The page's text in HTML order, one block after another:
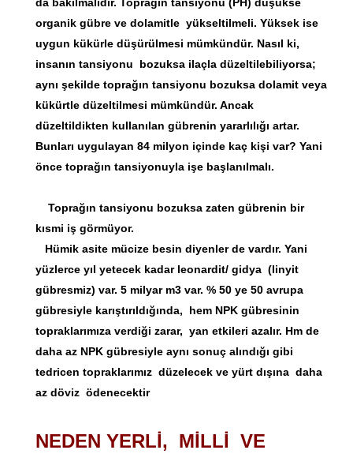
organik gübre ve dolamitle yükseltilmeli. Yüksek ise
uygun kükürle düşürülmesi mümkündür. Nasıl ki,
insanın tansiyonu bozuksa ilaçla düzeltilebiliyorsa;
aynı şekilde toprağın tansiyonu bozuksa dolamit veya
kükürtle düzeltilmesi mümkündür. Ancak
düzeltildikten kullanılan gübrenin yararlılığı artar.
Bunları uygulayan 84 milyon içinde kaç kişi var? Yani
önce toprağın tansiyonuyla işe başlanılmalı.
Toprağın tansiyonu bozuksa zaten gübrenin bir
kısmi iş görmüyor.
Hümik asite mücize besin diyenler de vardır. Yani
yüzlerce yıl yetecek kadar leonardit/ gidya (linyit
gübresmiz) var. 5 milyar m3 var. % 50 ye 50 avrupa
gübresiyle karıştırıldığında, hem NPK gübresinin
topraklarımıza verdiği zarar, yan etkileri azalır. Hm de
daha az NPK gübresiyle aynı sonuç alındığı gibi
tedricen topraklarımız düzelecek ve yürt dışına daha
az döviz ödenecektir
NEDEN YERLİ, MİLLİ VE